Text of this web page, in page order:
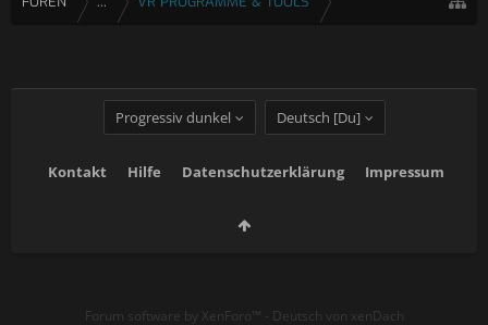
Progressiv dunkel Deutsch [Du]
Kontakt Hilfe Datenschutzerklärung Impressum
Forum software by XenForo™ - Deutsch von xenDach